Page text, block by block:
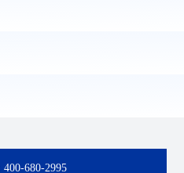
400-680-2995